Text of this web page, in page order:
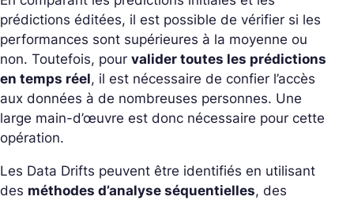
prédictions éditées, il est possible de vérifier si les
performances sont supérieures à la moyenne ou
non. Toutefois, pour valider toutes les prédictions
en temps réel, il est nécessaire de confier l’accès
aux données à de nombreuses personnes. Une
large main-d’œuvre est donc nécessaire pour cette
opération.
Les Data Drifts peuvent être identifiés en utilisant
des méthodes d’analyse séquentielles, des